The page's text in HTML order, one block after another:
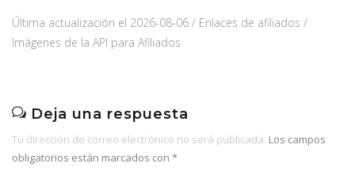
Última actualización el 2026-08-06 / Enlaces de afiliados /
Imágenes de la API para Afiliados
Deja una respuesta
Tu dirección de correo electrónico no será publicada. Los campos
obligatorios están marcados con *